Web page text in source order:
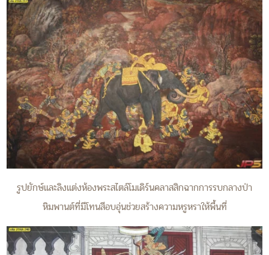
รูปยักษ์และลิงแต่งห้องพระสไตล์โมเดิร์นคลาสสิกฉากการรบกลางป่า
หิมพานต์ที่มีโทนสีอบอุ่นช่วยสร้างความหรูหราให้พื้นที่